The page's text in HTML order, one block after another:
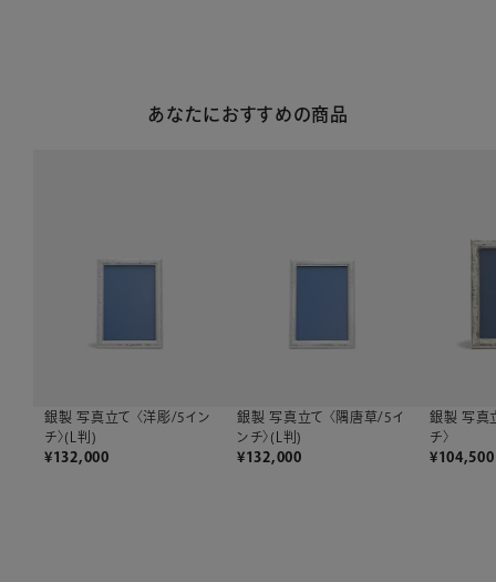
あなたにおすすめの商品
銀製 写真立て 〈洋彫/5イン
チ〉(L判)
¥132,000
銀製 写真立て 〈隅唐草/5イ
ンチ〉(L判)
¥132,000
銀製 写真
チ〉
¥104,500